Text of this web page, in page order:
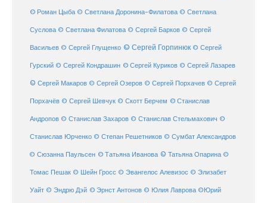
© Роман Цыба © Светлана Доронина-Филатова © Светлана
Суслова © Светлана Филатова © Сергей Барков © Сергей
Васильев © Сергей Глущенко © Сергей Горпинюк © Сергей
Гурский © Сергей Кондрашин © Сергей Куриков © Сергей Лазарев
© Сергей Макаров © Сергей Озеров © Сергей Порхачев © Сергей
Порхачёв © Сергей Шевчук © Скотт Берчем © Станислав
Андропов © Станислав Захаров © Станислав Стельмахович ©
Станислав Юрченко © Степан Решетников © Сумбат Александров
© Сюзанна Паульсен © Татьяна Иванова © Татьяна Опарина ©
Томас Пешак © Шейн Гросс © Эвангелос Алевизос © Элизабет
Уайт © Эндрю Дэй © Эрнст Антонов © Юлия Лаврова ©Юрий